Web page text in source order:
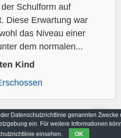
Schulform auf
Diese Erwartung war
das Niveau einer
dem normalen...
Kind
Datenschutzrichtlinie genannten Zwecke
ein. Für weitere Informationen
einsehen.
OK